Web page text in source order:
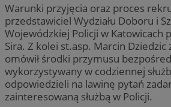
Warunki przyjęcia oraz proces
przedstawiciel Wydziału Doboru i
Wojewódzkiej Policji w Katowicach
Sira. Z kolei st.asp. Marcin
omówił środki przymusu
wykorzystywany w codziennej
odpowiedzieli na lawinę pytań
zainteresowaną służbą w Policji.